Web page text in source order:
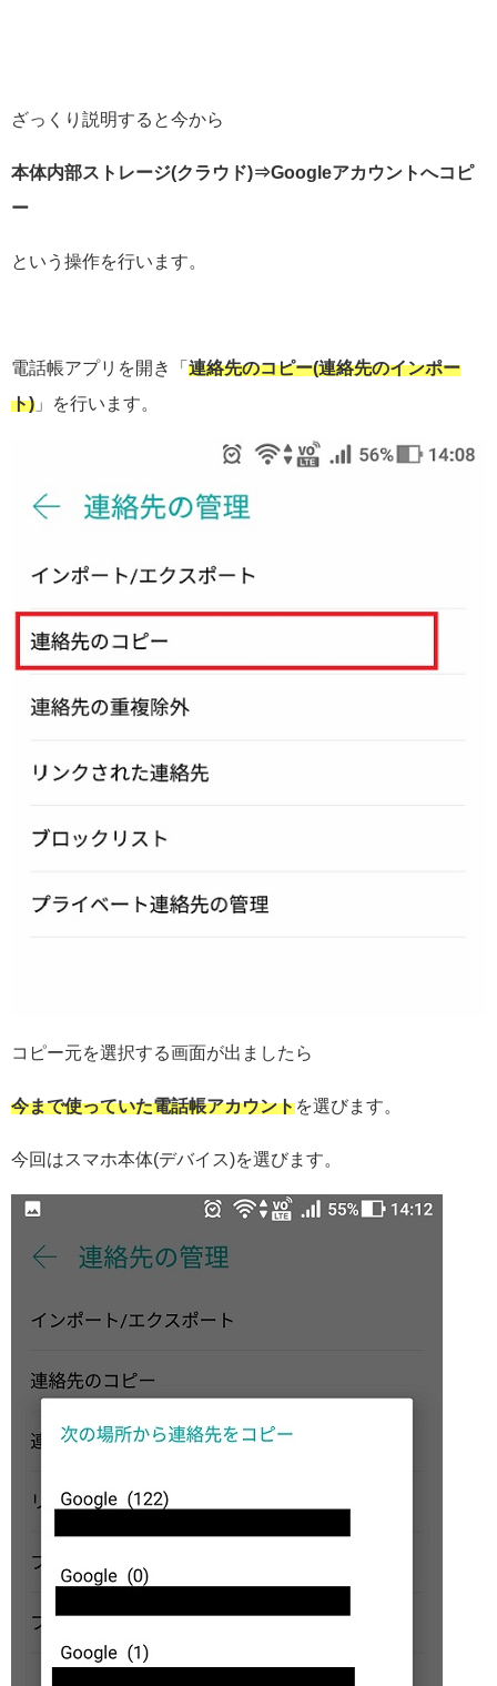
ざっくり説明すると今から
本体内部ストレージ(クラウド)⇒Googleアカウントへコピ
ー
という操作を行います。
電話帳アプリを開き「 連絡先のコピー(連絡先のインポー
ト) 」を行います。
コピー元を選択する画面が出ましたら
今まで使っていた電話帳アカウントを選びます。
今回はスマホ本体(デバイス)を選びます。